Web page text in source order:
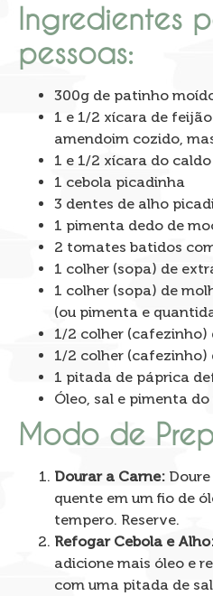
Ingredientes
pessoas:
300g de patinho
1 e 1/2 xícara de
amendoim cozido,
1 e 1/2 xícara do
1 cebola picadinha
3 dentes de alho
1 pimenta dedo de
2 tomates batidos
1 colher (sopa) de
1 colher (sopa) de
(ou pimenta e
1/2 colher (cafezinho)
1/2 colher (cafezinho)
1 pitada de páprica
Óleo, sal e pimenta
Modo de
Dourar a Carne:
quente em um fio de
tempero. Reserve.
Refogar Cebola e
adicione mais óleo e
com uma pitada de